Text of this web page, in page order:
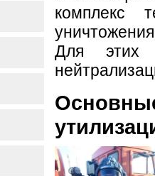
комплекс
Для этих